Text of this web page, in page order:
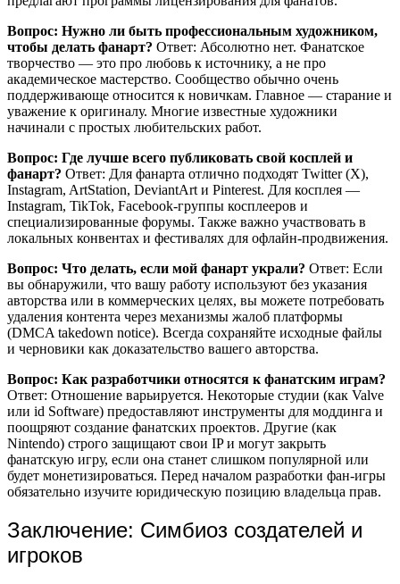
Вопрос: Нужно ли быть профессиональным художником,
чтобы делать фанарт? Ответ: Абсолютно нет. Фанатское
творчество — это про любовь к источнику, а не про
академическое мастерство. Сообщество обычно очень
поддерживающе относится к новичкам. Главное — старание и
уважение к оригиналу. Многие известные художники
начинали с простых любительских работ.
Вопрос: Где лучше всего публиковать свой косплей и
фанарт? Ответ: Для фанарта отлично подходят Twitter (X),
Instagram, ArtStation, DeviantArt и Pinterest. Для косплея —
Instagram, TikTok, Facebook-группы косплееров и
специализированные форумы. Также важно участвовать в
локальных конвентах и фестивалях для офлайн-продвижения.
Вопрос: Что делать, если мой фанарт украли? Ответ: Если
вы обнаружили, что вашу работу используют без указания
авторства или в коммерческих целях, вы можете потребовать
удаления контента через механизмы жалоб платформы
(DMCA takedown notice). Всегда сохраняйте исходные файлы
и черновики как доказательство вашего авторства.
Вопрос: Как разработчики относятся к фанатским играм?
Ответ: Отношение варьируется. Некоторые студии (как Valve
или id Software) предоставляют инструменты для моддинга и
поощряют создание фанатских проектов. Другие (как
Nintendo) строго защищают свои IP и могут закрыть
фанатскую игру, если она станет слишком популярной или
будет монетизироваться. Перед началом разработки фан-игры
обязательно изучите юридическую позицию владельца прав.
Заключение: Симбиоз создателей и
игроков